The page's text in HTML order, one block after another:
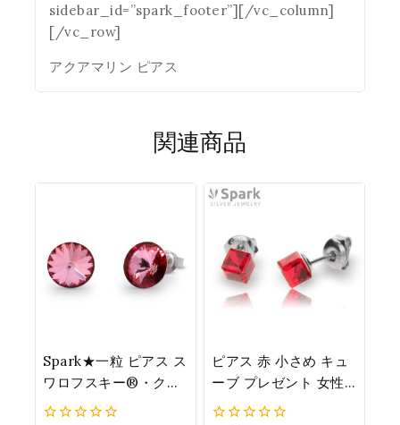
sidebar_id=”spark_footer”][/vc_column]
[/vc_row]
アクアマリン ピアス
関連商品
Spark★一粒 ピアス ス
ワロフスキー®・クリ
スタル『アンティー
ピアス 赤 小さめ キュ
ーブ プレゼント 女性
人気 スワロフスキー